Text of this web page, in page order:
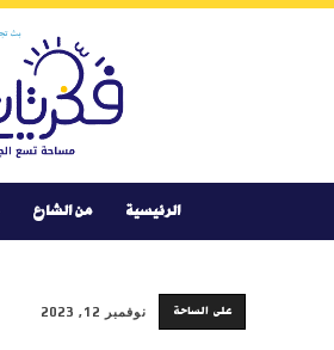
الرئيسية من الشارع
على الساحة نوفمبر 12, 2023